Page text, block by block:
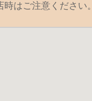
はご注意ください。